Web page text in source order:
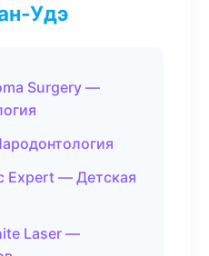
Удэ
Surgery —
Expert — Детская
Laser —